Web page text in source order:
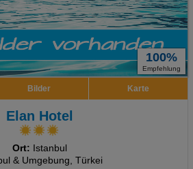
100%
Empfehlung
Bilder Karte
Elan Hotel
Ort: Istanbul
& Umgebung, Türkei